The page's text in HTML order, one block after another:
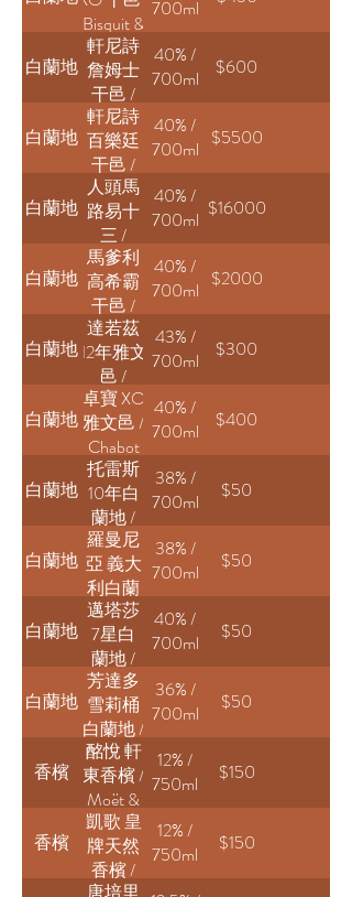
Cognac
Bisquit &
Dubouché
XO
700ml
白蘭地
軒尼詩
詹姆士
干邑 /
James
Hennessy
Cognac
40% /
700ml
$600
白蘭地
軒尼詩
百樂廷
干邑 /
Hennessy
Paradis
40% /
700ml $5500
白蘭地
人頭馬
路易十
三 /
Remy
Martin
Louis
XIII
40% /
700ml $16000
白蘭地
馬爹利
高希霸
干邑 /
Martell
Cohiba
Cognac
40% /
700ml $2000
白蘭地
達若茲
12年雅文
邑 /
Darroze
12 Year
Old
Armagnac
43% /
700ml
$300
白蘭地
卓寶 XO
雅文邑 /
Chabot
X.O
Armagnac
40% /
700ml
$400
白蘭地
托雷斯
10年白
蘭地 /
Torres
10 Gran
Reserva
38% /
700ml
$50
白蘭地
羅曼尼
亞 義大
利白蘭
地 /
Vecchia
Romagna
38% /
700ml
$50
白蘭地
邁塔莎
7星白
蘭地 /
Metaxa
7 Stars
Brandy
40% /
700ml
$50
白蘭地
芳達多
雪莉桶
白蘭地 /
Fundador
Sherry
Cask
36% /
700ml
$50
香檳
酩悅 軒
東香檳 /
Moët &
Chandon
Brut
Impérial
12% /
750ml
$150
香檳
凱歌 皇
牌天然
香檳 /
12% /
750ml
$150